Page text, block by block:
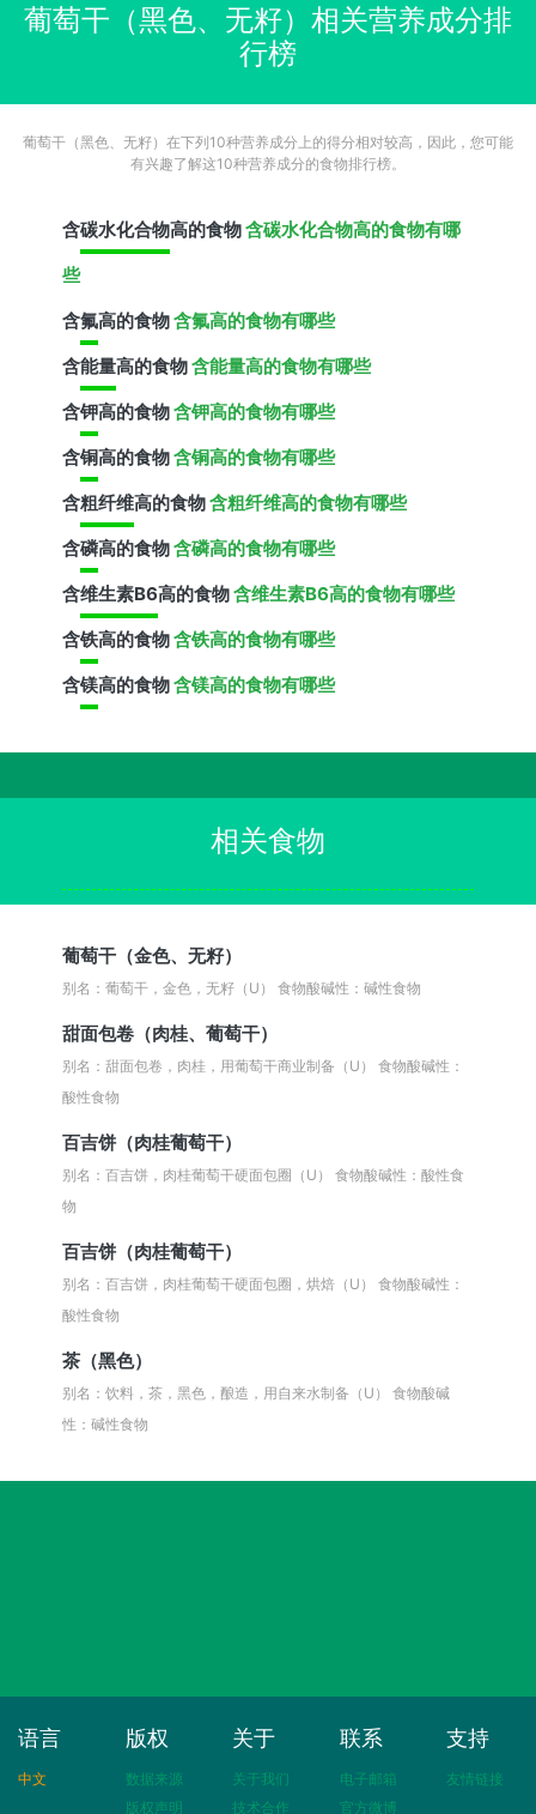
葡萄干（黑色、无籽）相关营养成分排
行榜
葡萄干（黑色、无籽）在下列10种营养成分上的得分相对较高，因此，您可能
有兴趣了解这10种营养成分的食物排行榜。
含碳水化合物高的食物含碳水化合物高的食物有哪
些
含氟高的食物含氟高的食物有哪些
含能量高的食物含能量高的食物有哪些
含钾高的食物含钾高的食物有哪些
含铜高的食物含铜高的食物有哪些
含粗纤维高的食物含粗纤维高的食物有哪些
含磷高的食物含磷高的食物有哪些
含维生素B6高的食物含维生素B6高的食物有哪些
含铁高的食物含铁高的食物有哪些
含镁高的食物含镁高的食物有哪些
相关食物
葡萄干（金色、无籽）
别名：葡萄干，金色，无籽（U）食物酸碱性：碱性食物
甜面包卷（肉桂、葡萄干）
别名：甜面包卷，肉桂，用葡萄干商业制备（U）食物酸碱性：
酸性食物
百吉饼（肉桂葡萄干）
别名：百吉饼，肉桂葡萄干硬面包圈（U）食物酸碱性：酸性食
物
百吉饼（肉桂葡萄干）
别名：百吉饼，肉桂葡萄干硬面包圈，烘焙（U）食物酸碱性：
酸性食物
茶（黑色）
别名：饮料，茶，黑色，酿造，用自来水制备（U）食物酸碱
性：碱性食物
语言
中文
版权
数据来源
版权声明
关于
关于我们
技术合作
联系
电子邮箱
官方微博
支持
友情链接